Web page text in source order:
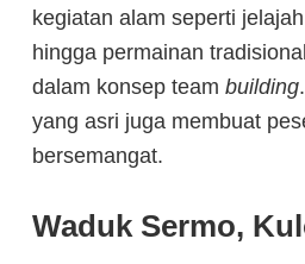
kegiatan alam seperti
hingga permainan
dalam konsep team building
yang asri juga membuat
bersemangat.
Waduk Sermo,